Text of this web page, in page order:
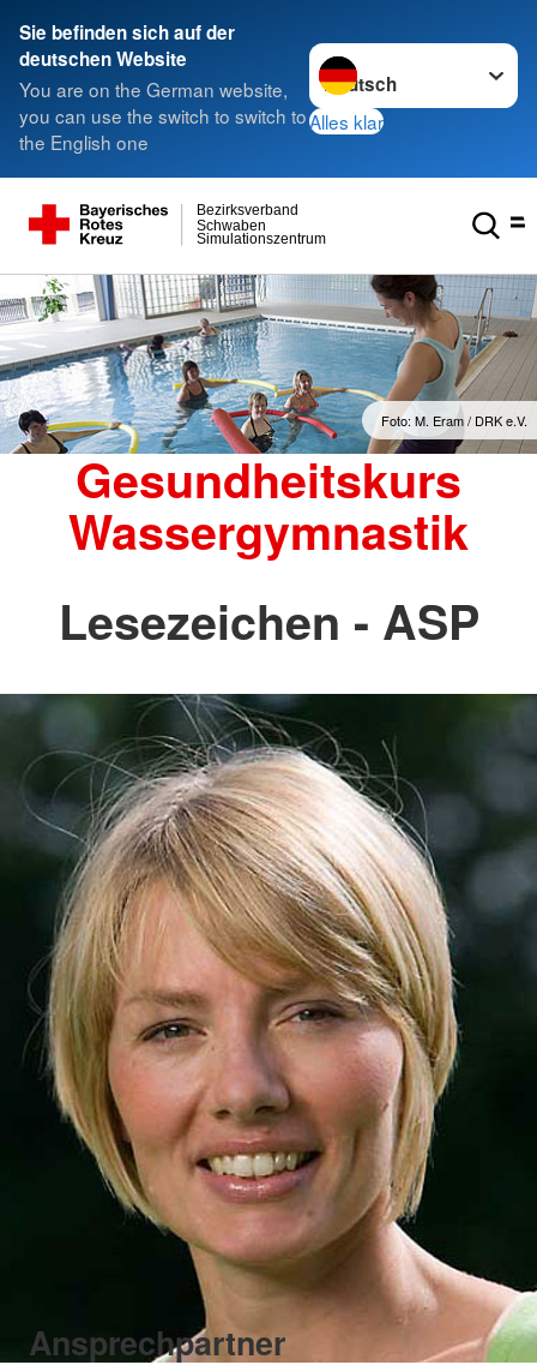
Sie befinden sich auf der
deutschen Website
You are on the German website,
you can use the switch to switch to
the English one
Sprache wechseln zu
Alles klar
Simulationszentrum
Schwaben
Bezirksverband
Foto: M. Eram / DRK e.V.
Gesundheitskurs
Wassergymnastik
Lesezeichen - ASP
Ansprechpartner